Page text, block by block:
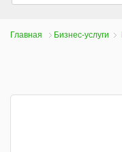
Главная Бизнес-услуги